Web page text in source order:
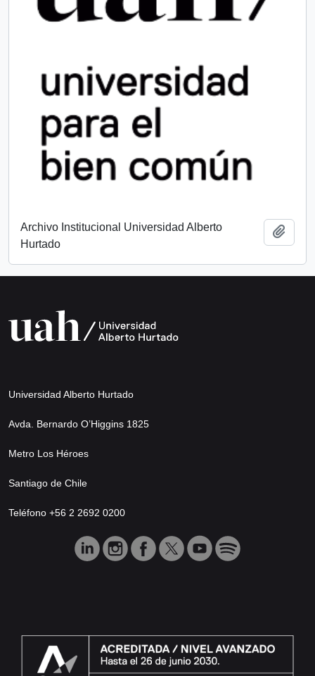
Archivo Institucional Universidad Alberto
Hurtado
Universidad Alberto Hurtado
Avda. Bernardo O’Higgins 1825
Metro Los Héroes
Santiago de Chile
Teléfono +56 2 2692 0200